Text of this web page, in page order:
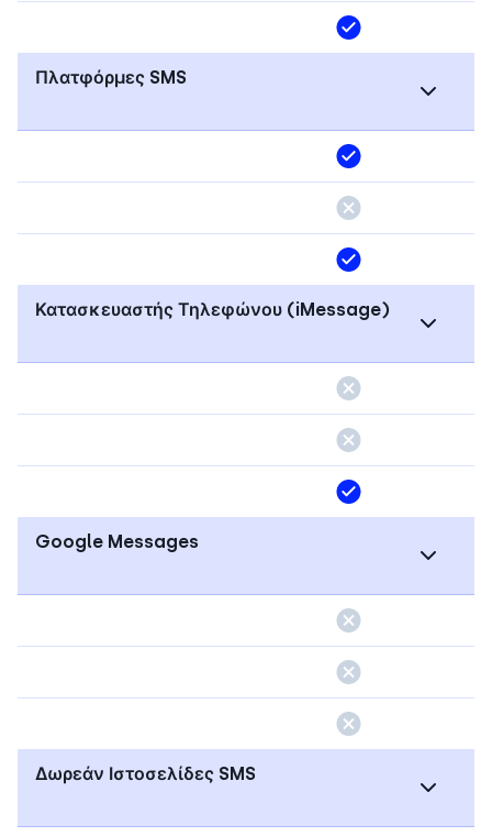
Πλατφόρμες SMS
Κατασκευαστής Τηλεφώνου (iMessage)
Google Messages
Δωρεάν Ιστοσελίδες SMS